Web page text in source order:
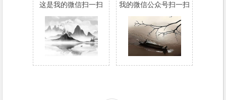
这是我的微信扫一扫
我的微信公众号扫一扫